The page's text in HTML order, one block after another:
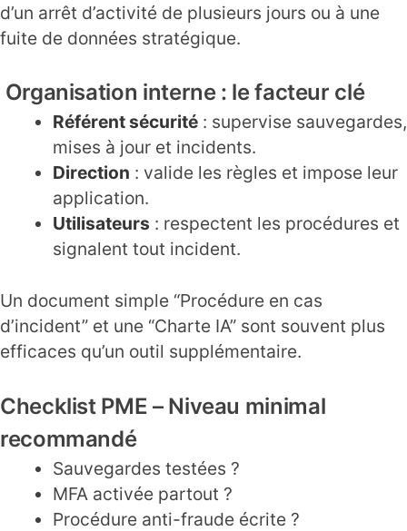
d’un arrêt d’activité de plusieurs jours ou à une
fuite de données stratégique.
Organisation interne : le facteur clé
Référent sécurité: supervise sauvegardes,
mises à jour et incidents.
Direction : valide les règles et impose leur
application.
Utilisateurs : respectent les procédures et
signalent tout incident.
Un document simple “Procédure en cas
d’incident” et une “Charte IA” sont souvent plus
efficaces qu’un outil supplémentaire.
Checklist PME – Niveau minimal
recommandé
Sauvegardes testées ?
MFA activée partout ?
Procédure anti-fraude écrite ?